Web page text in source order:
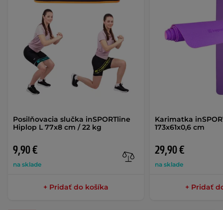
Posilňovacia slučka inSPORTline
Hiplop L 77x8 cm / 22 kg
9,90 €
na sklade
+ Pridať do košíka
Karimatka
173x61x0,6 cm
29,90 €
na sklade
+ Pridať